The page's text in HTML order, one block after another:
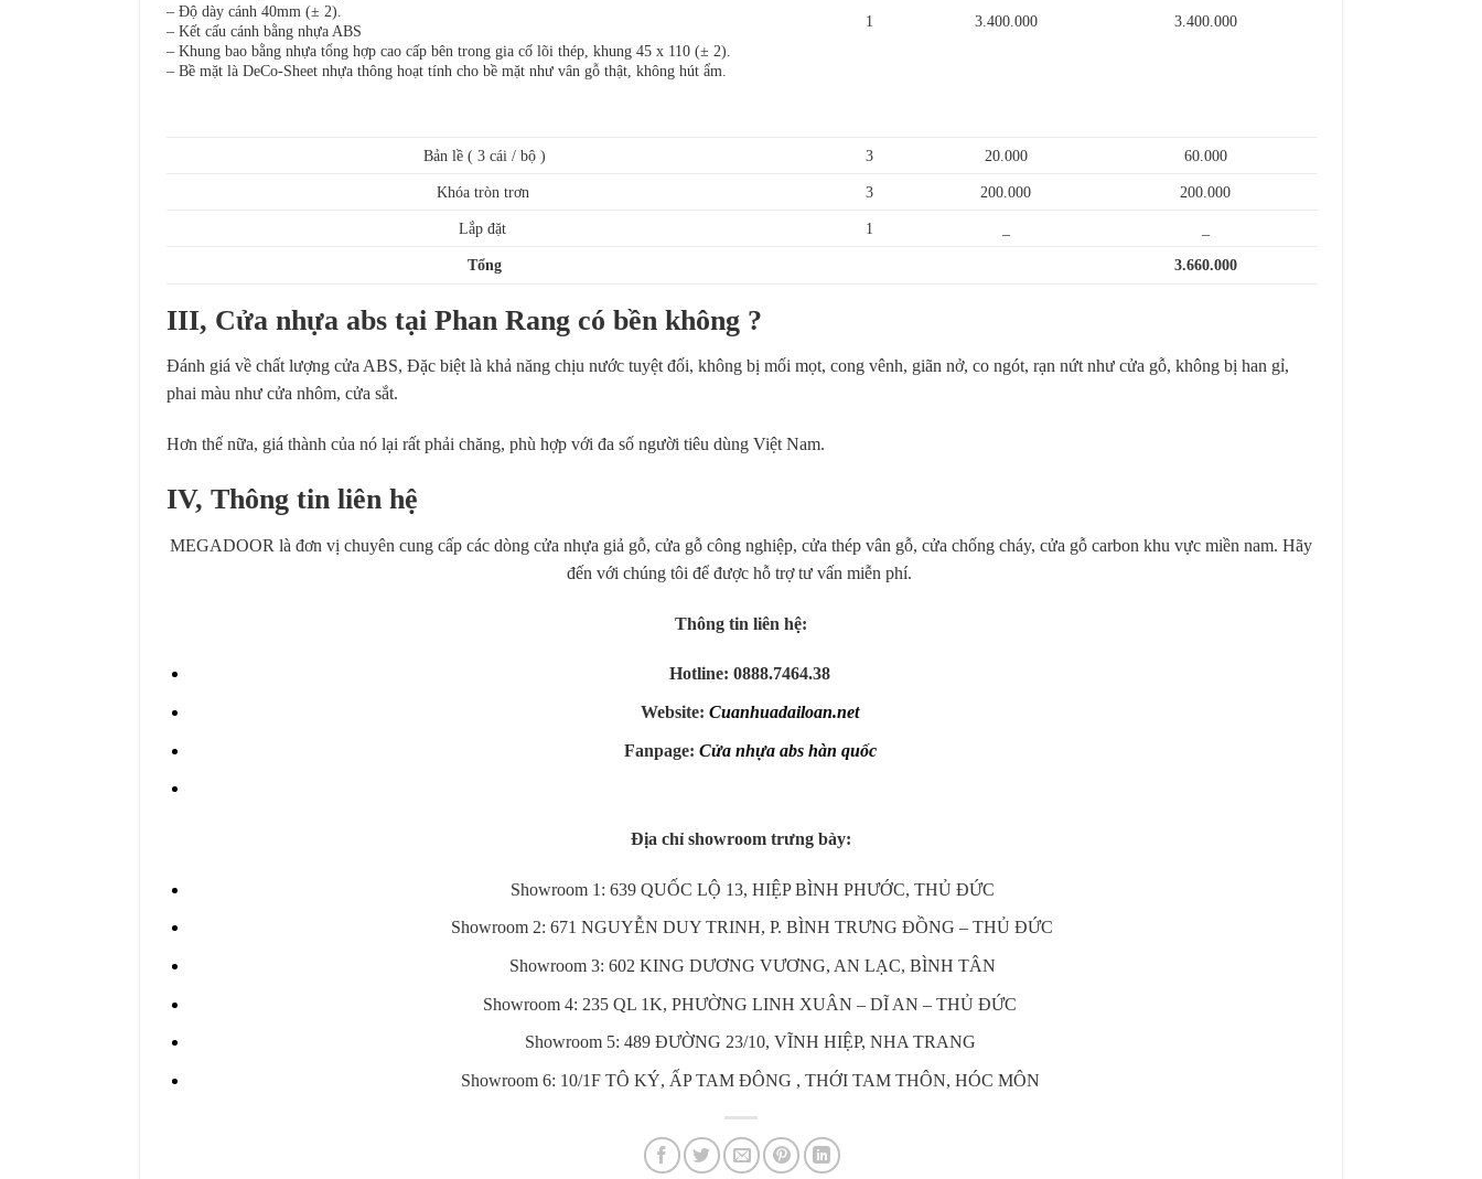
– Độ dày cánh 40mm (± 2).
– Kết cấu cánh bằng nhựa ABS
– Khung bao bằng nhựa tổng hợp cao cấp bên trong gia cố lõi thép, khung 45 x 110 (± 2).
– Bề mặt là DeCo-Sheet nhựa thông hoạt tính cho bề mặt như vân gỗ thật, không hút ẩm.
1 3.400.000 3.400.000
Bản lề ( 3 cái / bộ ) 3 20.000 60.000
Khóa tròn trơn 3 200.000 200.000
Lắp đặt 1
Tổng 3.660.000
III, Cửa nhựa abs tại Phan Rang có bền không ?
Đánh giá về chất lượng cửa ABS, Đặc biệt là khả năng chịu nước tuyệt đối, không bị mối mọt, cong vênh, giãn nở, co ngót, rạn nứt như cửa gỗ, không bị han gỉ,
phai màu như cửa nhôm, cửa sắt.
Hơn thế nữa, giá thành của nó lại rất phải chăng, phù hợp với đa số người tiêu dùng Việt Nam.
IV, Thông tin liên hệ
MEGADOOR là đơn vị chuyên cung cấp các dòng cửa nhựa giả gỗ, cửa gỗ công nghiệp, cửa thép vân gỗ, cửa chống cháy, cửa gỗ carbon khu vực miền nam. Hãy
đến với chúng tôi để được hỗ trợ tư vấn miễn phí.
Thông tin liên hệ:
Hotline: 0888.7464.38
Website: Cuanhuadailoan.net
Fanpage: Cửa nhựa abs hàn quốc
Địa chỉ showroom trưng bày:
Showroom 1: 639 QUỐC LỘ 13, HIỆP BÌNH PHƯỚC, THỦ ĐỨC
Showroom 2: 671 NGUYỄN DUY TRINH, P. BÌNH TRƯNG ĐỒNG – THỦ ĐỨC
Showroom 3: 602 KING DƯƠNG VƯƠNG, AN LẠC, BÌNH TÂN
Showroom 4: 235 QL 1K, PHƯỜNG LINH XUÂN – DĨ AN – THỦ ĐỨC
Showroom 5: 489 ĐƯỜNG 23/10, VĨNH HIỆP, NHA TRANG
Showroom 6: 10/1F TÔ KÝ, ẤP TAM ĐÔNG , THỚI TAM THÔN, HÓC MÔN